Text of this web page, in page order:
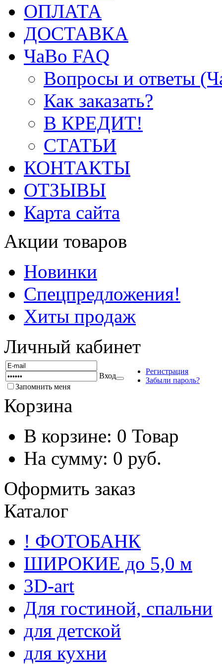
ОПЛАТА
ДОСТАВКА
ЧаВо FAQ
Вопросы и ответы
Как заказать?
В КРЕДИТ!
СТАТЬИ
КОНТАКТЫ
ОТЗЫВЫ
Карта сайта
Акции товаров
Новинки
Спецпредложения!
Хиты продаж
Личный кабинет
Запомнить меня
Вход
Регистрация
Забыли пароль?
Корзина
В корзине: 0 Товар
На сумму: 0 руб.
Оформить заказ
Каталог
! ФОТОБАНК
ШИРОКИЕ до 5,0 м
3D-art
Для гостиной, спальни
для детской
для кухни